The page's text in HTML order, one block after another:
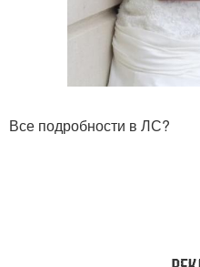
Все подробности в ЛС?